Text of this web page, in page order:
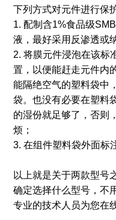
下列方式对元件进行保
1. 配制含1%食品级
液，最好采用反渗透或
2. 将膜元件浸泡在该标
置，以便能赶走元件内
能隔绝空气的塑料袋中
袋。也没有必要在塑料
的湿份就足够了，否则
烦；
3. 在组件塑料袋外面标
以上就是关于两款型号
确定选择什么型号，不
专业的技术人员为您在